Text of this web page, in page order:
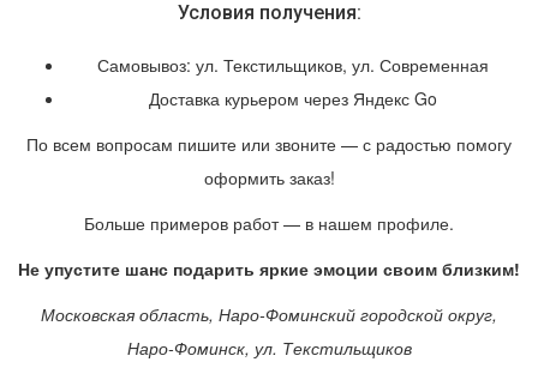
Условия получения:
Самовывоз: ул. Текстильщиков, ул. Современная
Доставка курьером через Яндекс Go
По всем вопросам пишите или звоните — с радостью помогу
оформить заказ!
Больше примеров работ — в нашем профиле.
Не упустите шанс подарить яркие эмоции своим близким!
Московская область, Наро-Фоминский городской округ,
Наро-Фоминск, ул. Текстильщиков